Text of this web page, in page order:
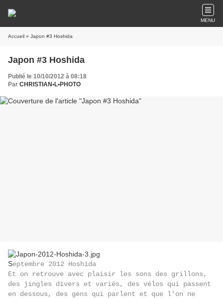
MENU
Accueil » Japon #3 Hoshida
Japon #3 Hoshida
Publié le 10/10/2012 à 08:18
Par CHRISTIAN•L•PHOTO
Septembre 2012 Hoshida
Et on retrouve avec plaisir les sons des grillons,
des jingles divers et variés, des vélos qui passent
en dessous, des gens qui parlent et que l'on ne